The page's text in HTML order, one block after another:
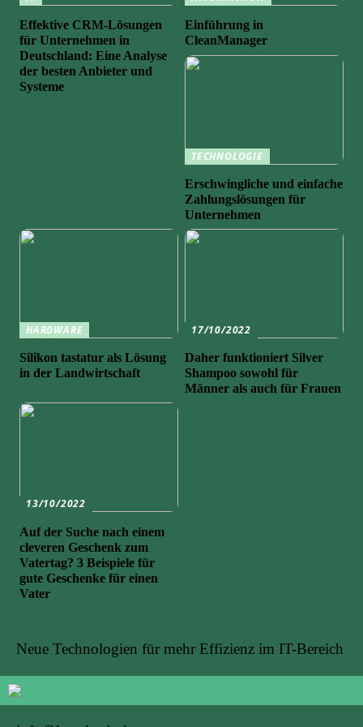
Effektive CRM-Lösungen
für Unternehmen in
Deutschland: Eine Analyse
der besten Anbieter und
Systeme
Einführung in
CleanManager
TECHNOLOGIE
Erschwingliche und einfache
Zahlungslösungen für
Unternehmen
HARDWARE
Silikon tastatur als Lösung
in der Landwirtschaft
17/10/2022
Daher funktioniert Silver
Shampoo sowohl für
Männer als auch für Frauen
13/10/2022
Auf der Suche nach einem
cleveren Geschenk zum
Vatertag? 3 Beispiele für
gute Geschenke für einen
Vater
Neue Technologien für mehr Effizienz im IT-Bereich